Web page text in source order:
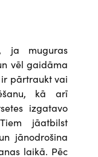
ja muguras
vēl gaidāma
ir pārtraukt vai
kā arī
izgatavo
jāatbilst
jānodrošina
laikā. Pēc